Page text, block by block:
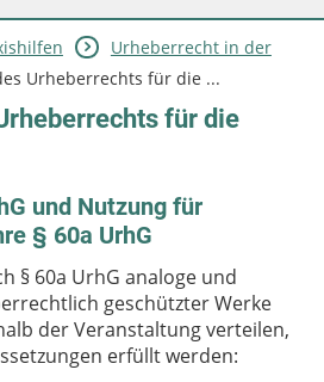
Urheberrecht in der
Urheberrechts für die ...
für die
und Nutzung für
§ 60a UrhG
§ 60a UrhG analoge und
geschützter Werke
der Veranstaltung verteilen,
erfüllt werden: